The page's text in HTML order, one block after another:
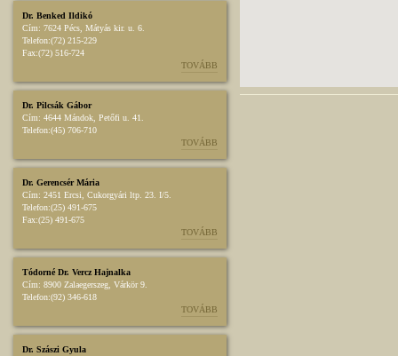
Dr. Benked Ildikó
Cím: 7624 Pécs, Mátyás kir. u. 6.
Telefon:(72) 215-229
Fax:(72) 516-724
TOVÁBB
Dr. Pilcsák Gábor
Cím: 4644 Mándok, Petőfi u. 41.
Telefon:(45) 706-710
TOVÁBB
Dr. Gerencsér Mária
Cím: 2451 Ercsi, Cukorgyári ltp. 23. I/5.
Telefon:(25) 491-675
Fax:(25) 491-675
TOVÁBB
Tódorné Dr. Vercz Hajnalka
Cím: 8900 Zalaegerszeg, Várkör 9.
Telefon:(92) 346-618
TOVÁBB
Dr. Szászi Gyula